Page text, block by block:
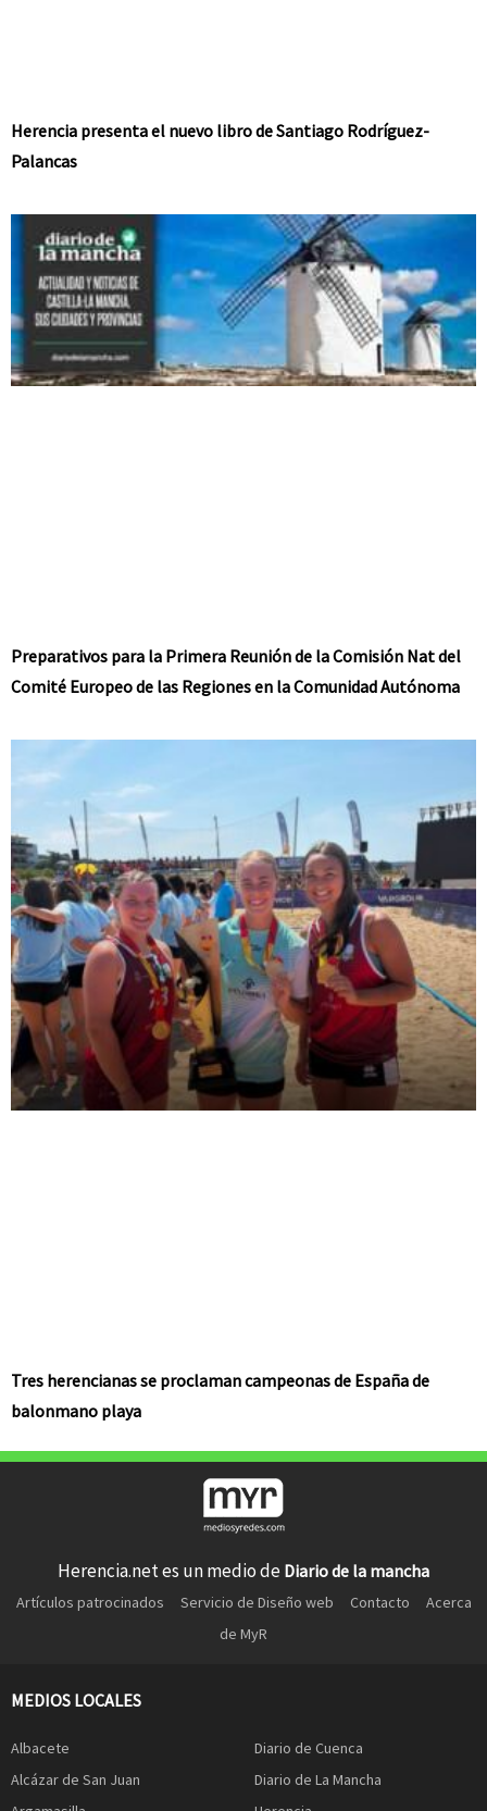
Herencia presenta el nuevo libro de Santiago Rodríguez-
Palancas
Preparativos para la Primera Reunión de la Comisión Nat del
Comité Europeo de las Regiones en la Comunidad Autónoma
Tres herencianas se proclaman campeonas de España de
balonmano playa
Herencia.net es un medio de Diario de la mancha
Artículos patrocinados Servicio de Diseño web Contacto
Acerca
de MyR
MEDIOS LOCALES
Albacete
Alcázar de San Juan
Diario de Cuenca
Diario de La Mancha